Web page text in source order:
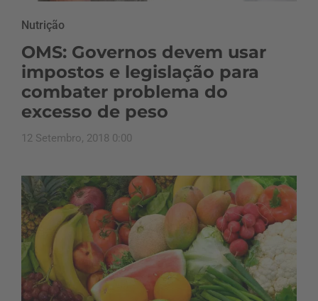
Nutrição
OMS: Governos devem usar
impostos e legislação para
combater problema do
excesso de peso
12 Setembro, 2018 0:00